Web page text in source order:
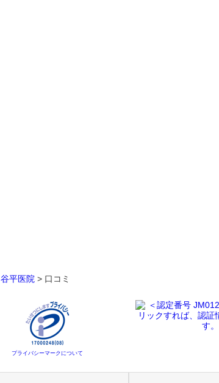
谷平医院 > 口コミ
プライバシーマークについて